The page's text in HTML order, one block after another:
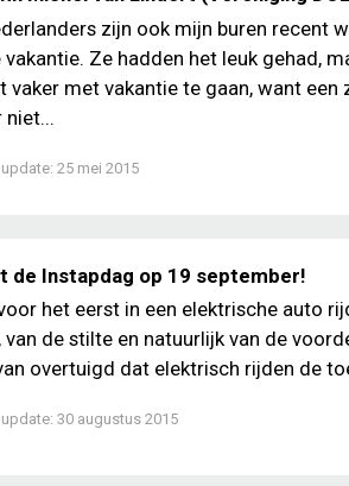
zijn ook mijn buren recent
Ze hadden het leuk gehad,
vaker met vakantie te gaan, want een
niet...
25 mei 2015
de Instapdag op 19 september!
het eerst in een elektrische auto
van de stilte en natuurlijk van de
overtuigd dat elektrisch rijden de
30 augustus 2015